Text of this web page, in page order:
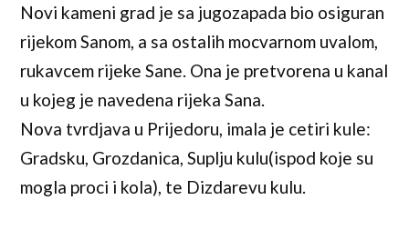
Novi kameni grad je sa jugozapada bio osiguran
rijekom Sanom, a sa ostalih mocvarnom uvalom,
rukavcem rijeke Sane. Ona je pretvorena u kanal
u kojeg je navedena rijeka Sana.
Nova tvrdjava u Prijedoru, imala je cetiri kule:
Gradsku, Grozdanica, Suplju kulu(ispod koje su
mogla proci i kola), te Dizdarevu kulu.